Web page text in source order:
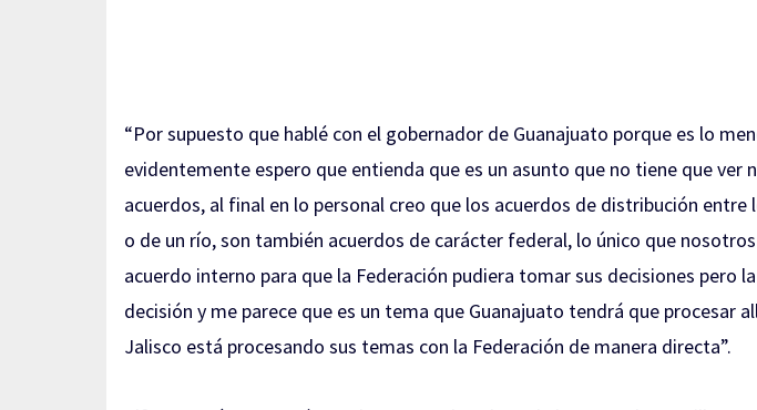
“Por supuesto que hablé con el gobernador de Guanajuato porque es lo
evidentemente espero que entienda que es un asunto que no tiene que ver
acuerdos, al final en lo personal creo que los acuerdos de distribución entre
o de un río, son también acuerdos de carácter federal, lo único que
acuerdo interno para que la Federación pudiera tomar sus decisiones pero
decisión y me parece que es un tema que Guanajuato tendrá que procesar
Jalisco está procesando sus temas con la Federación de manera directa”.